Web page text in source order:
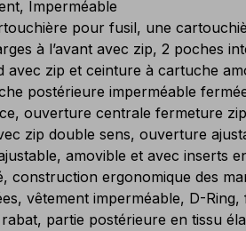
Imperméable
pour fusil, une
à l’avant avec zip, 2 poches
avec zip et ceinture à cartuche
postérieure imperméable
ouverture centrale fermeture
zip double sens, ouverture
amovible et avec inserts
construction ergonomique des
vêtement imperméable, D-Ring,
partie postérieure en tissu